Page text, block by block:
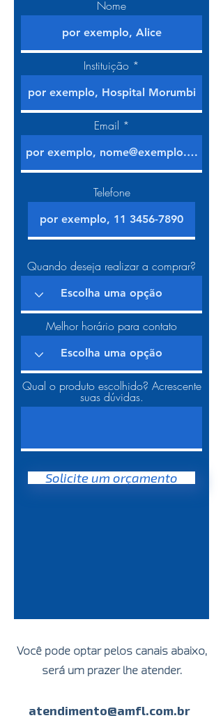
Nome
Instituição
Email
Telefone
Quando deseja realizar a comprar?
Melhor horário para contato
Qual o produto escolhido? Acrescente
suas dúvidas.
Solicite um orçamento
Você pode optar pelos canais abaixo,
será um prazer lhe atender.
atendimento@amfl.com.br